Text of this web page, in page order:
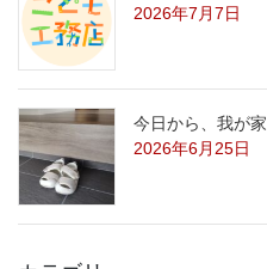
2026年7月7日
今日から、我が家
2026年6月25日